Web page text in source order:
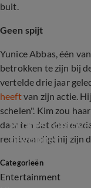
buit.
Geen spijt
Yunice Abbas, één
betrokken te zijn bij
vertelde drie jaar
heeftvan zijn actie.
schelen". Kim zou
dachten dat de
rechtvaardigt hij zijn
1:34
Proces
begonnen
Categorieën
Entertainment